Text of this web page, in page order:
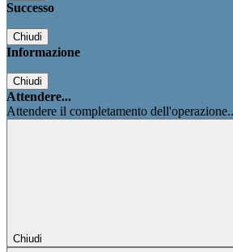
Successo
Chiudi
Informazione
Chiudi
Attendere...
Attendere il completamento
Chiudi